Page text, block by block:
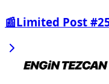
📰Limited Post